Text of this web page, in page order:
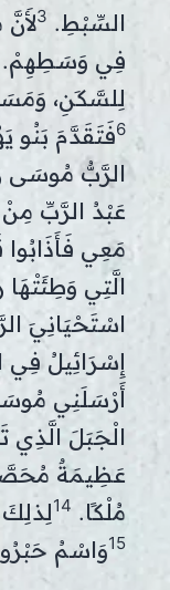
السِّبْطِ. 3
فِي وَسَطِهِمْ.
لِلسَّكَنِ،
6فَتَقَدَّمَ بَنُو
الرَّبُّ مُوسَى
عَبْدُ الرَّبِّ
مَعِي
الَّتِي
اسْتَحْيَانِيَ
إِسْرَائِيلُ فِي
أَرْسَلَنِي
الْجَبَلَ الَّذِي
عَظِيمَةٌ
مُلْكًا. 14لِذلِكَ
15وَاسْمُ